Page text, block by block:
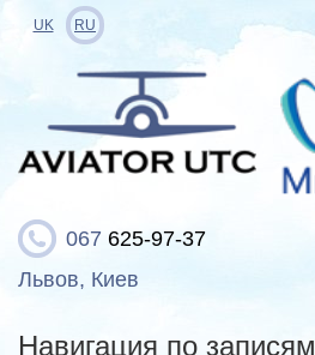
UK RU
067 625-97-37
Львов, Киев
Навигация по записям